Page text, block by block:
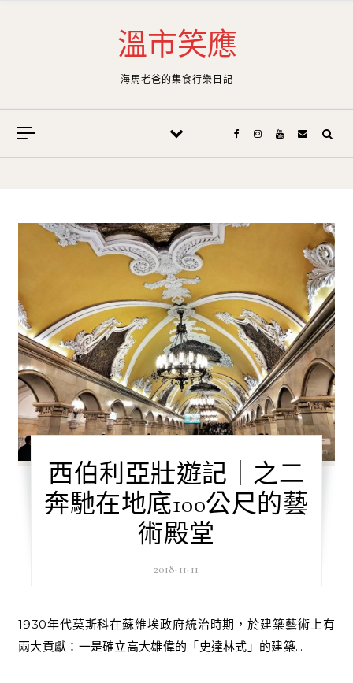
溫市笑應
海馬老爸的集食行樂日記
西伯利亞壯遊記｜之二
奔馳在地底100公尺的藝
術殿堂
2018-11-11
1930年代莫斯科在蘇維埃政府統治時期，於建築藝術上有
兩大貢獻：一是確立高大雄偉的「史達林式」的建築...